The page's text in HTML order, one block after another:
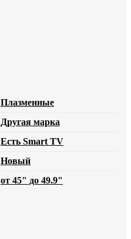
Плазменные
Другая марка
Есть Smart TV
Новый
от 45" до 49.9"